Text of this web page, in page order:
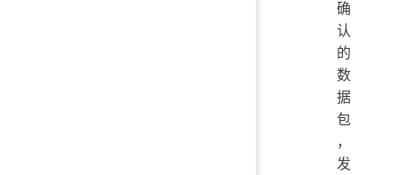
确
认
的
数
据
包
，
发